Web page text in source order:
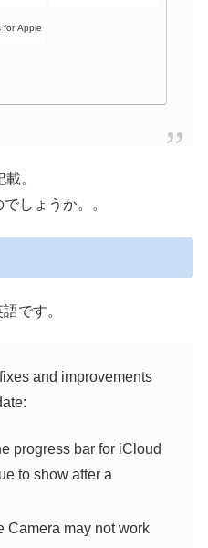
for Apple
。
しょうか。。
です。
and improvements
progress bar for iCloud
to show after a
Camera may not work